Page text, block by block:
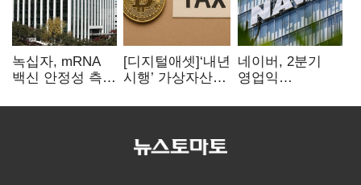
녹십자, mRNA
백신 안정성 측정
[디지털애셋]‘내년
시행’ 가상자산
문턱 넘을까
네이버, 2분기
영업익
전년비 0.2%